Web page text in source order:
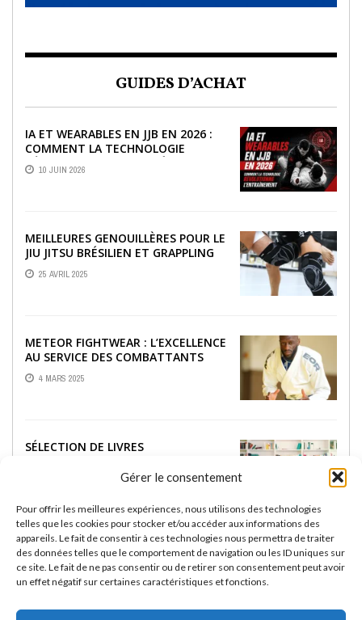
Gérer le consentement
Pour offrir les meilleures expériences, nous utilisons des technologies
telles que les cookies pour stocker et/ou accéder aux informations des
appareils. Le fait de consentir à ces technologies nous permettra de traiter
des données telles que le comportement de navigation ou les ID uniques sur
ce site. Le fait de ne pas consentir ou de retirer son consentement peut avoir
un effet négatif sur certaines caractéristiques et fonctions.
GUIDES D’ACHAT
IA ET WEARABLES EN JJB EN 2026 :
COMMENT LA TECHNOLOGIE
RÉVOLUTIONNE L’ENTRAÎNEMENT
10 JUIN 2026
MEILLEURES GENOUILLÈRES POUR LE
JIU JITSU BRÉSILIEN ET GRAPPLING
25 AVRIL 2025
METEOR FIGHTWEAR : L’EXCELLENCE
AU SERVICE DES COMBATTANTS
4 MARS 2025
SÉLECTION DE LIVRES
RASHGUARDS RASHU :
PERFORMANCE ET STYLE POUR LES
PASSIONNÉS DE JIU-JITSU BRÉSILIEN
13 FÉVRIER 2025